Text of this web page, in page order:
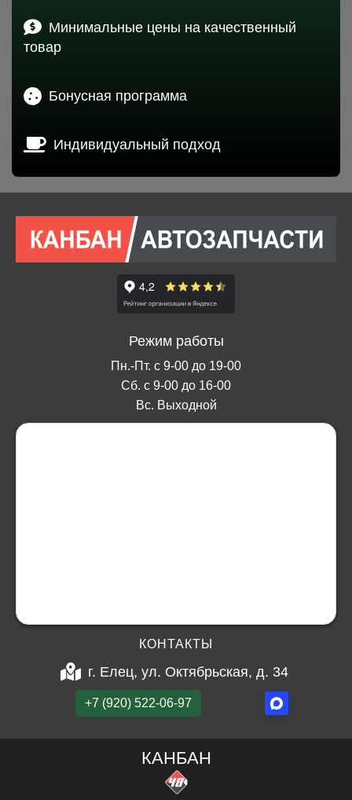
Минимальные цены на качественный
товар
Бонусная программа
Индивидуальный подход
Режим работы
Пн.-Пт. с 9-00 до 19-00
Сб. с 9-00 до 16-00
Вс. Выходной
КОНТАКТЫ
г. Елец, ул. Октябрьская, д. 34
+7 (920) 522-06-97
КАНБАН